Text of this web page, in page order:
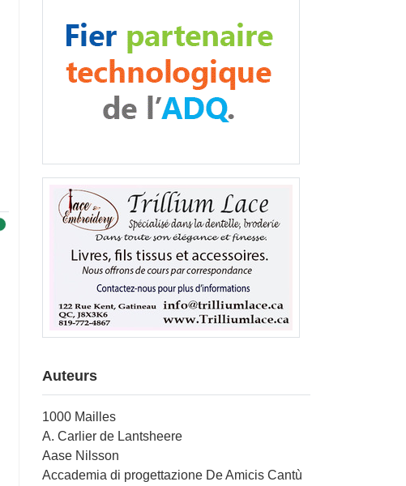
Auteurs
1000 Mailles
A. Carlier de Lantsheere
Aase Nilsson
Accademia di progettazione De Amicis Cantù